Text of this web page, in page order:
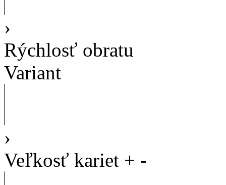
›
Rýchlosť obratu
Variant
›
Veľkosť kariet + -